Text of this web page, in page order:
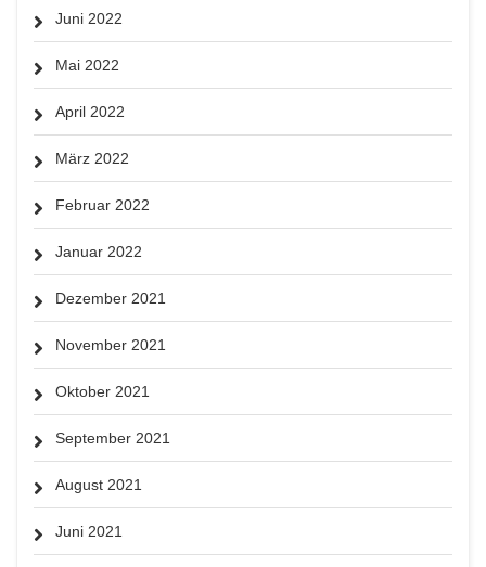
Juni 2022
Mai 2022
April 2022
März 2022
Februar 2022
Januar 2022
Dezember 2021
November 2021
Oktober 2021
September 2021
August 2021
Juni 2021